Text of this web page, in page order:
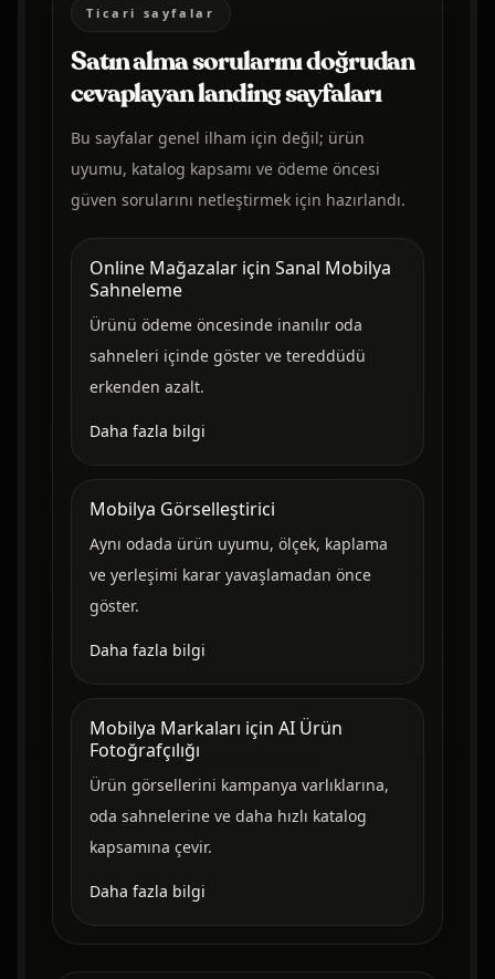
Ticari sayfalar
Satın alma sorularını doğrudan
cevaplayan landing sayfaları
Bu sayfalar genel ilham için değil; ürün
uyumu, katalog kapsamı ve ödeme öncesi
güven sorularını netleştirmek için hazırlandı.
Online Mağazalar için Sanal Mobilya
Sahneleme
Ürünü ödeme öncesinde inanılır oda
sahneleri içinde göster ve tereddüdü
erkenden azalt.
Daha fazla bilgi
Mobilya Görselleştirici
Aynı odada ürün uyumu, ölçek, kaplama
ve yerleşimi karar yavaşlamadan önce
göster.
Daha fazla bilgi
Mobilya Markaları için AI Ürün
Fotoğrafçılığı
Ürün görsellerini kampanya varlıklarına,
oda sahnelerine ve daha hızlı katalog
kapsamına çevir.
Daha fazla bilgi